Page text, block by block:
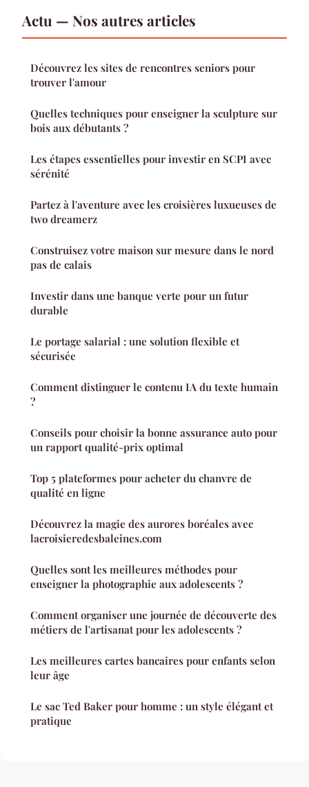
Actu — Nos autres articles
Découvrez les sites de rencontres seniors pour
trouver l'amour
Quelles techniques pour enseigner la sculpture sur
bois aux débutants ?
Les étapes essentielles pour investir en SCPI avec
sérénité
Partez à l'aventure avec les croisières luxueuses de
two dreamerz
Construisez votre maison sur mesure dans le nord
pas de calais
Investir dans une banque verte pour un futur
durable
Le portage salarial : une solution flexible et
sécurisée
Comment distinguer le contenu IA du texte humain
?
Conseils pour choisir la bonne assurance auto pour
un rapport qualité-prix optimal
Top 5 plateformes pour acheter du chanvre de
qualité en ligne
Découvrez la magie des aurores boréales avec
lacroisieredesbaleines.com
Quelles sont les meilleures méthodes pour
enseigner la photographie aux adolescents ?
Comment organiser une journée de découverte des
métiers de l'artisanat pour les adolescents ?
Les meilleures cartes bancaires pour enfants selon
leur âge
Le sac Ted Baker pour homme : un style élégant et
pratique